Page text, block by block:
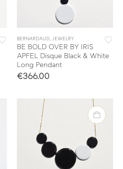
BERNARDAUD JEWELRY
BE BOLD OVER BY IRIS
APFEL Disque Black & White
Long Pendant
€366.00